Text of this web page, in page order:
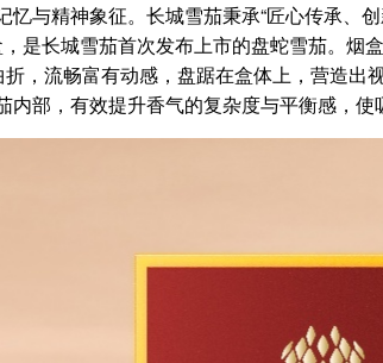
与精神象征。长城雪茄秉承“匠心传承、
长城雪茄首次发布上市的盘蛇雪茄。烟
，流畅富有动感，盘踞在盒体上，营造
部，有效提升香气的复杂度与平衡感，使